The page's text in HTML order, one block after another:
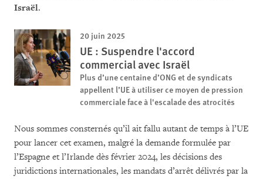
Israël.
20 juin 2025
UE : Suspendre l'accord
commercial avec Israël
Plus d’une centaine d’ONG et de syndicats
appellent l’UE à utiliser ce moyen de pression
commerciale face à l'escalade des atrocités
Nous sommes consternés qu’il ait fallu autant de temps à l’UE
pour lancer cet examen, malgré la demande formulée par
l’Espagne et l’Irlande dès février 2024, les décisions des
juridictions internationales, les mandats d’arrêt délivrés par la